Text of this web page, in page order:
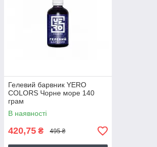
Гелевий барвник YERO
COLORS Чорне море 140
грам
В наявності
420,75 ₴ 495 ₴